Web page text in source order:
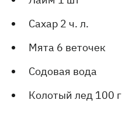
Сахар 2 ч. л.
Мята 6 веточек
Содовая вода
Колотый лед 100 г